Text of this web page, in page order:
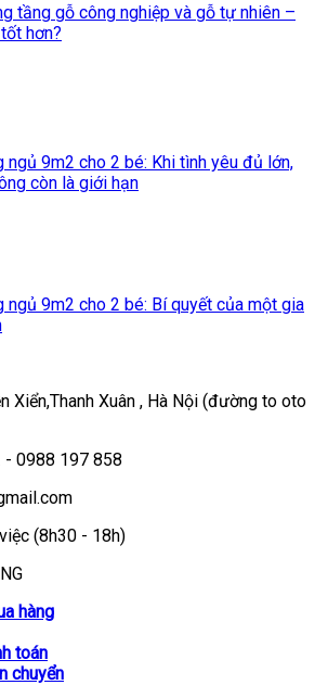
tầng gỗ công nghiệp và gỗ tự nhiên –
hơn?
ngủ 9m2 cho 2 bé: Khi tình yêu đủ lớn,
còn là giới hạn
ngủ 9m2 cho 2 bé: Bí quyết của một gia
Xiển,Thanh Xuân , Hà Nội (đường to oto
0988 197 858
(8h30 - 18h)
hàng
toán
chuyển